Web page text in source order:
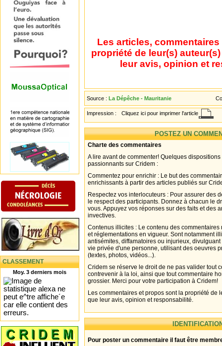
CLASSEMENT
Moy. 3 derniers mois
Les articles,
propriété de leur(s)
leur avis, opinion et
Source : La Dépêche - Mauritanie
Impression : Cliquez ici pour imprimer l'article
POSTEZ UN
Charte des commentaires
A lire avant de commenter! Quelques
passionnants sur Cridem :
Commentez pour enrichir : Le but des
enrichissants à partir des articles publiés sur
Respectez vos interlocuteurs : Pour assurer des
le respect des participants. Donnez à chacun le
vous. Appuyez vos réponses sur des faits et des
invectives.
Contenus illicites : Le contenu des
et réglementations en vigueur. Sont notamment
antisémites, diffamatoires ou injurieux,
vie privée d'une personne, utilisant des oeuvres
(textes, photos, vidéos...).
Cridem se réserve le droit de ne pas valider tout
contrevenir à la loi, ainsi que tout commentaire
grossier. Merci pour votre participation à Cridem!
Les commentaires et propos sont la propriété de
que leur avis, opinion et responsabilité.
Pour poster un commentaire il faut être